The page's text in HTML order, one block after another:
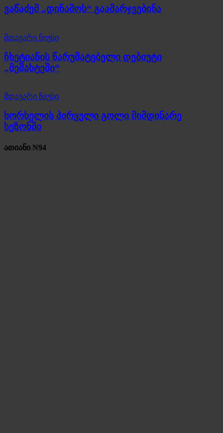
ვაწაძემ „დინამოს“ გაამარჯვებინა
მთავარი ნიუსი
ჩხეტიანის წარუმატებელი დებიუტი
„მეშახტეში“
მთავარი ნიუსი
ხორხელის პირველი გოლი მიმდინარე
სეზონში
ათიანი N94